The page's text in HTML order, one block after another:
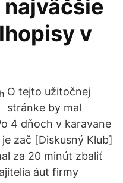
v
O tejto užitočnej
stránke by mal
4 dňoch v karavane
zač [Diskusný Klub]
za 20 minút zbaliť
áut firmy